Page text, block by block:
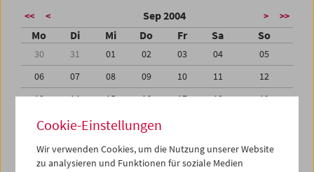
<< < Sep 2004 > >>
Mo Di Mi Do Fr Sa So
30 31 01 02 03 04
05
06
07 08 09 10 11
12
13
14 15 16 17 18
19
20
21 22 23
27
29 01
03
04
05 06 07 08 09
Cookie-Einstellungen
Wir verwenden Cookies, um die Nutzung unserer Website
zu analysieren und Funktionen für soziale Medien